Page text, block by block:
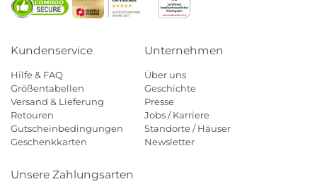
Kundenservice
Hilfe & FAQ
Größentabellen
Versand & Lieferung
Retouren
Gutscheinbedingungen
Geschenkkarten
Unternehmen
Über uns
Geschichte
Presse
Jobs / Karriere
Standorte / Häuser
Newsletter
Unsere Zahlungsarten